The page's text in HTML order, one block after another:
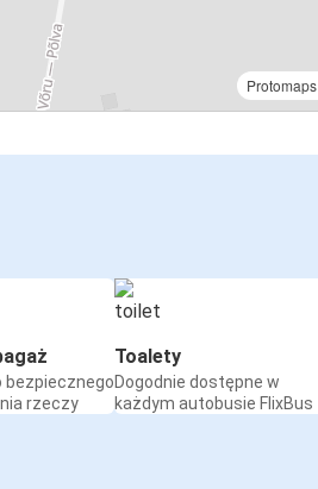
Protomaps
bezpiecznego
rzeczy
Toalety
Dogodnie dostępne w
każdym autobusie FlixBus